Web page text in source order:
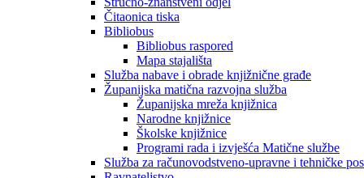
Čitaonica tiska
Bibliobus
Bibliobus raspored
Mapa stajališta
Služba nabave i obrade knjižnične građe
Županijska matična razvojna služba
Županijska mreža knjižnica
Narodne knjižnice
Školske knjižnice
Programi rada i izvješća Matične službe
Služba za računovodstveno-upravne i tehničke